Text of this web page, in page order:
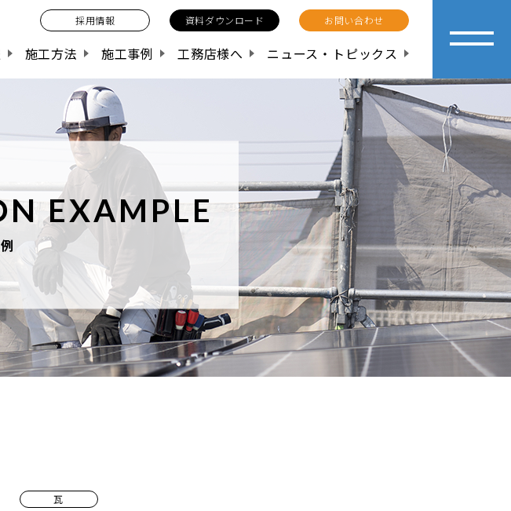
採用情報 資料ダウンロード お問い合わせ
施工方法 施工事例 工務店様へ ニュース・トピックス
EXAMPLE
瓦